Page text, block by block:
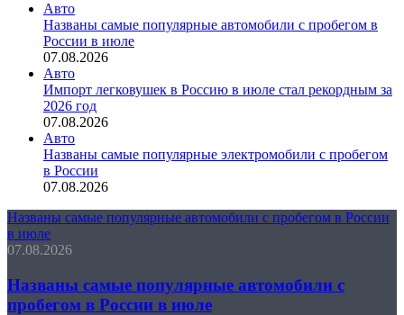
Авто
Названы самые популярные автомобили с пробегом в
России в июле
07.08.2026
Авто
Импорт легковушек в Россию в июле стал рекордным за
2026 год
07.08.2026
Авто
Названы самые популярные электромобили с пробегом
в России
07.08.2026
Названы самые популярные автомобили с пробегом в России
в июле
07.08.2026
Названы самые популярные автомобили с
пробегом в России в июле